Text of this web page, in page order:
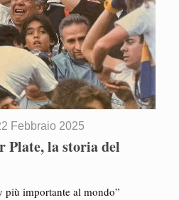
Febbraio 2025
Plate, la storia del
più importante al mondo”